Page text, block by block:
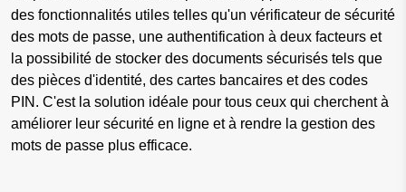
des fonctionnalités utiles telles qu'un vérificateur de sécurité
des mots de passe, une authentification à deux facteurs et
la possibilité de stocker des documents sécurisés tels que
des pièces d'identité, des cartes bancaires et des codes
PIN. C'est la solution idéale pour tous ceux qui cherchent à
améliorer leur sécurité en ligne et à rendre la gestion des
mots de passe plus efficace.